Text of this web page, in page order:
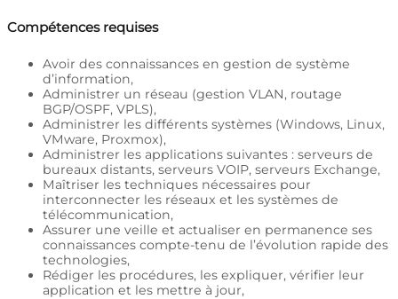
Compétences requises
Avoir des connaissances en gestion de système
d’information,
Administrer un réseau (gestion VLAN, routage
BGP/OSPF, VPLS),
Administrer les différents systèmes (Windows, Linux,
VMware, Proxmox),
Administrer les applications suivantes : serveurs de
bureaux distants, serveurs VOIP, serveurs Exchange,
Maîtriser les techniques nécessaires pour
interconnecter les réseaux et les systèmes de
télécommunication,
Assurer une veille et actualiser en permanence ses
connaissances compte-tenu de l’évolution rapide des
technologies,
Rédiger les procédures, les expliquer, vérifier leur
application et les mettre à jour,